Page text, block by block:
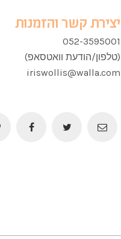
יצירת קשר והזמנות
052-3595001
(טלפון/הודעת וואטסאפ)
iriswollis@walla.com